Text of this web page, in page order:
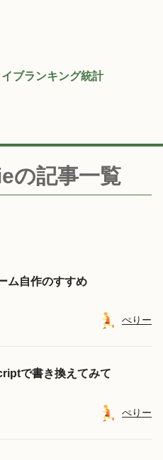
ブランキング統計
の記事一覧
ム自作のすすめ
ぺりー
で書き換えてみて
ぺりー